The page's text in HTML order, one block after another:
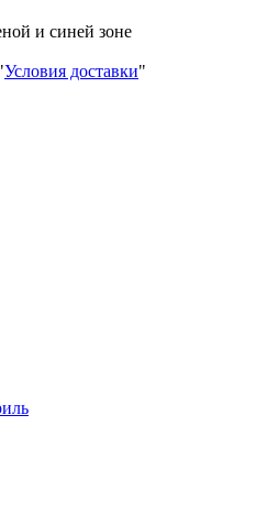
и синей зоне
Условия доставки"